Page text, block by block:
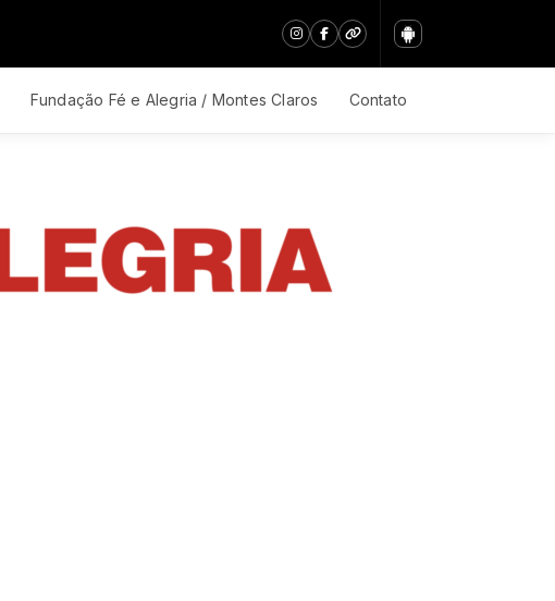
Fundação Fé e Alegria / Montes Claros Contato